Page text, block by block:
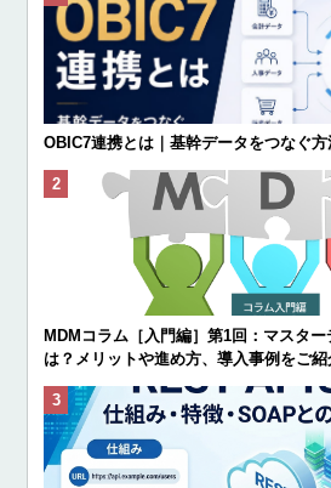
OBIC7連携とは｜基幹データをつなぐ
MDMコラム［入門編］第1回：マスタ
は？メリットや進め方、導入事例をご紹